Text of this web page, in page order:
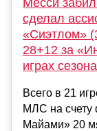
сделал
«Сиэтлом»
28+12 за
играх сезона
Всего в 21
МЛС на счету
Майами» 20